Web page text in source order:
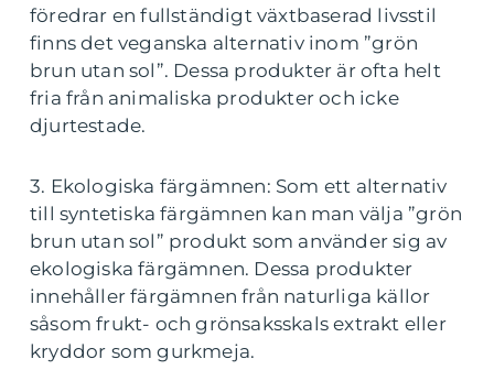
föredrar en fullständigt växtbaserad livsstil
finns det veganska alternativ inom ”grön
brun utan sol”. Dessa produkter är ofta helt
fria från animaliska produkter och icke
djurtestade.
3. Ekologiska färgämnen: Som ett alternativ
till syntetiska färgämnen kan man välja ”grön
brun utan sol” produkt som använder sig av
ekologiska färgämnen. Dessa produkter
innehåller färgämnen från naturliga källor
såsom frukt- och grönsaksskals extrakt eller
kryddor som gurkmeja.